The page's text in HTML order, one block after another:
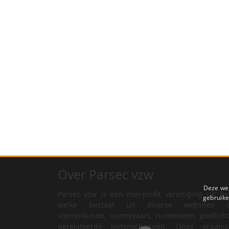
Parsec vzw is een non-profit vereniging uit
gerelateerde wetenschappen. Onze
Deze